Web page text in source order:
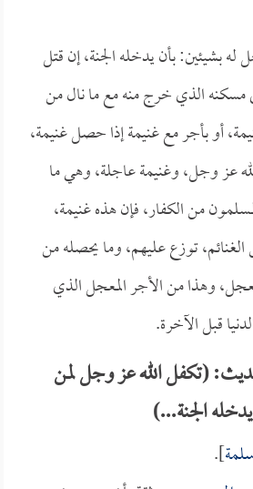
بشيئين: بأن يدخله الجنة، إن قتل
مسكنه الذي خرج منه مع ما نال من
أو بأجر مع غنيمة إذا حصل غنيمة،
عز وجل، وغنيمة عاجلة، وهي ما
من الكفار، فإن هذه غنيمة،
الغنائم، توزع عليهم، وما يحصله من
وهذا من الأجر المعجل الذي
قبل الآخرة.
(تكفل الله عز وجل لمن
الجنة...)
].